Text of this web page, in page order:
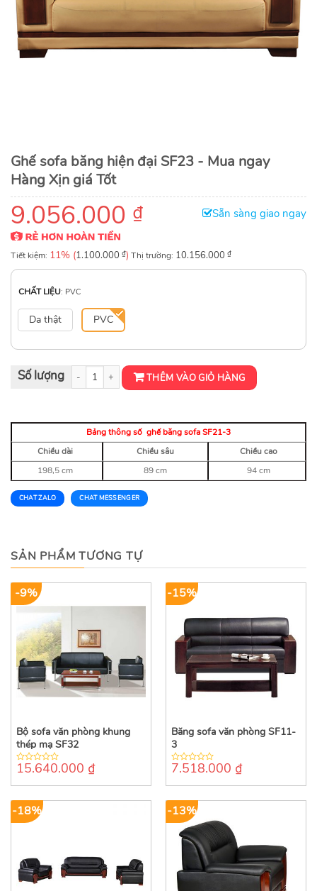
Ghế sofa băng hiện đại SF23 - Mua ngay
Hàng Xịn giá Tốt
9.056.000 ₫ Sẵn sàng giao ngay
Tiết kiệm: 11% (1.100.000 ₫) Thị trường: 10.156.000 ₫
CHẤT LIỆU: PVC
Da thật PVC
Ghế băng sofa phong cách hiện đại SF21-3 số lượng
THÊM VÀO GIỎ HÀNG
Bảng thông số ghế băng sofa SF21-3
Chiều dài
Chiều sâu
Chiều cao
198,5 cm
89 cm 94 cm
CHAT ZALO CHAT MESSENGER
SẢN PHẨM TƯƠNG TỰ
-9%
Bộ sofa văn phòng khung
thép mạ SF32
0
of
15.640.000 ₫
-15%
Băng sofa văn phòng SF11-
3
0
of
7.518.000 ₫
-18% -13%